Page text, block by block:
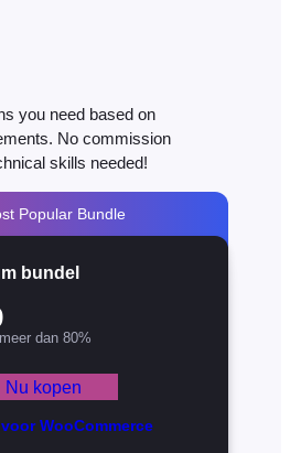
you need based on
No commission
skills needed!
Popular Bundle
bundel
dan 80%
Nu kopen
WooCommerce